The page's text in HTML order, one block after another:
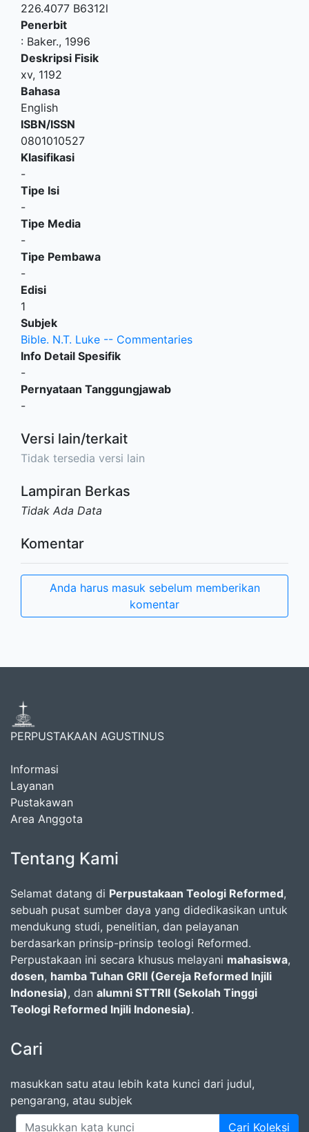
226.4077 B6312l
Penerbit
: Baker., 1996
Deskripsi Fisik
xv, 1192
Bahasa
English
ISBN/ISSN
0801010527
Klasifikasi
-
Tipe Isi
-
Tipe Media
-
Tipe Pembawa
-
Edisi
1
Subjek
Bible. N.T. Luke -- Commentaries
Info Detail Spesifik
-
Pernyataan Tanggungjawab
-
Versi lain/terkait
Tidak tersedia versi lain
Lampiran Berkas
Tidak Ada Data
Komentar
Anda harus masuk sebelum memberikan
komentar
PERPUSTAKAAN AGUSTINUS
Informasi
Layanan
Pustakawan
Area Anggota
Tentang Kami
Selamat datang di Perpustakaan Teologi Reformed,
sebuah pusat sumber daya yang didedikasikan untuk
mendukung studi, penelitian, dan pelayanan
berdasarkan prinsip-prinsip teologi Reformed.
Perpustakaan ini secara khusus melayani mahasiswa,
dosen, hamba Tuhan GRII (Gereja Reformed Injili
Indonesia), dan alumni STTRII (Sekolah Tinggi
Teologi Reformed Injili Indonesia).
Cari
masukkan satu atau lebih kata kunci dari judul,
pengarang, atau subjek
Cari Koleksi